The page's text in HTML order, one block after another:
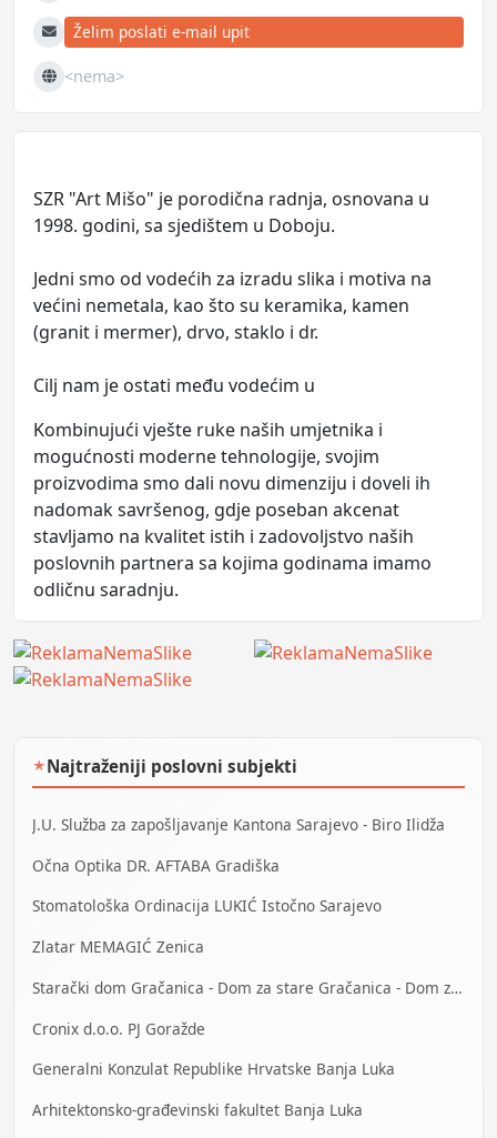
E-mailŽelim poslati e-mail upit
Web <nema>
SZR "Art Mišo" je porodična radnja, osnovana u
1998. godini, sa sjedištem u Doboju.
Jedni smo od vodećih za izradu slika i motiva na
većini nemetala, kao što su keramika, kamen
(granit i mermer), drvo, staklo i dr.
Cilj nam je ostati među vodećim u
Kombinujući vješte ruke naših umjetnika i
mogućnosti moderne tehnologije, svojim
proizvodima smo dali novu dimenziju i doveli ih
nadomak savršenog, gdje poseban akcenat
stavljamo na kvalitet istih i zadovoljstvo naših
poslovnih partnera sa kojima godinama imamo
odličnu saradnju.
★Najtraženiji poslovni subjekti
J.U. Služba za zapošljavanje Kantona Sarajevo - Biro Ilidža
Očna Optika DR. AFTABA Gradiška
Stomatološka Ordinacija LUKIĆ Istočno Sarajevo
Zlatar MEMAGIĆ Zenica
Starački dom Gračanica - Dom za stare Gračanica - Dom za stara lica Gračanica
Cronix d.o.o. PJ Goražde
Generalni Konzulat Republike Hrvatske Banja Luka
Arhitektonsko-građevinski fakultet Banja Luka